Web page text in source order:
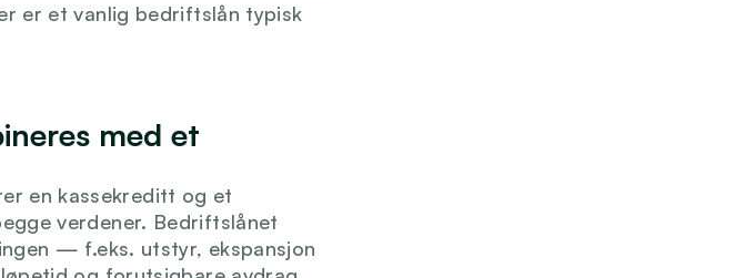
er et vanlig bedriftslån typisk
med et
en kassekreditt og et
verdener. Bedriftslånet
— f.eks. utstyr, ekspansjon